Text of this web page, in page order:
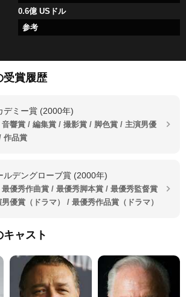
0.6億 USドル
参考
受賞履歴
デミー賞 (2000年)
音響賞 / 編集賞 / 撮影賞 / 脚色賞 / 主演男優
作品賞
ルデングローブ賞 (2000年)
最優秀作曲賞 / 最優秀脚本賞 / 最優秀監督賞
優賞（ドラマ） / 最優秀作品賞（ドラマ）
キャスト